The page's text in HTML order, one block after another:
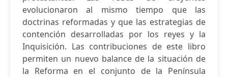
evolucionaron al mismo tiempo que las
doctrinas reformadas y que las estrategias de
contención desarrolladas por los reyes y la
Inquisición. Las contribuciones de este libro
permiten un nuevo balance de la situación de
la Reforma en el conjunto de la Península